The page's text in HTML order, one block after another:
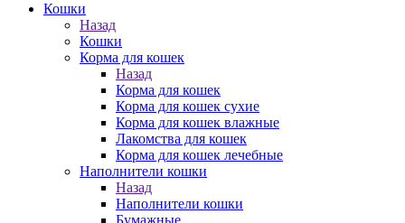
Кошки
Назад
Кошки
Корма для кошек
Назад
Корма для кошек
Корма для кошек сухие
Корма для кошек влажные
Лакомства для кошек
Корма для кошек лечебные
Наполнители кошки
Назад
Наполнители кошки
Бумажные